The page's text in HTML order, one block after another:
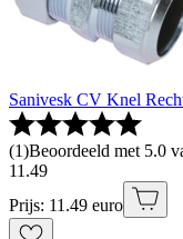
Sanivesk CV Knel
(1)Beoordeeld met 5.0
11 .49
Prijs: 11.49 euro